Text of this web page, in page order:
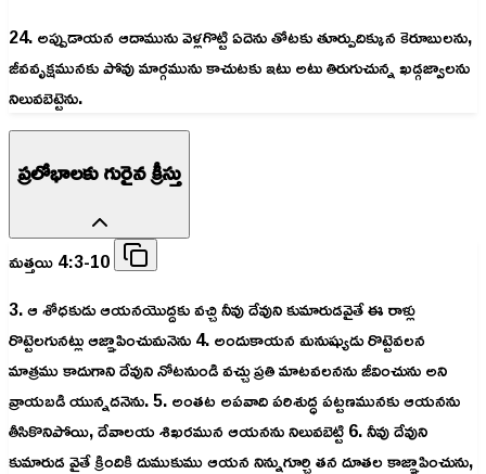
24. అప్పుడాయన ఆదామును వెళ్లగొట్టి ఏదెను తోటకు తూర్పుదిక్కున కెరూబులను,
జీవవృక్షమునకు పోవు మార్గమును కాచుటకు ఇటు అటు తిరుగుచున్న ఖడ్గజ్వాలను
నిలువబెట్టెను.
ప్రలోభాలకు గురైన క్రీస్తు
మత్తయి 4:3-10
3. ఆ శోధకుడు ఆయనయొద్దకు వచ్చి నీవు దేవుని కుమారుడవైతే ఈ రాళ్లు
రొట్టెలగునట్లు ఆజ్ఞాపించుమనెను 4. అందుకాయన మనుష్యుడు రొట్టెవలన
మాత్రము కాదుగాని దేవుని నోటనుండి వచ్చు ప్రతి మాటవలనను జీవించును అని
వ్రాయబడి యున్నదనెను. 5. అంతట అపవాది పరిశుద్ధ పట్టణమునకు ఆయనను
తీసికొనిపోయి, దేవాలయ శిఖరమున ఆయనను నిలువబెట్టి 6. నీవు దేవుని
కుమారుడ వైతే క్రిందికి దుముకుము ఆయన నిన్నుగూర్చి తన దూతల కాజ్ఞాపించును,